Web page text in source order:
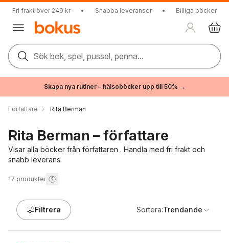
Fri frakt över 249 kr • Snabba leveranser • Billiga böcker
Sök bok, spel, pussel, penna...
Skapa nya rutiner – hälsoböcker upp till 50% →
Författare Rita Berman
Rita Berman – författare
Visar alla böcker från författaren . Handla med fri frakt och
snabb leverans.
17 produkter
Filtrera Sortera:Trendande